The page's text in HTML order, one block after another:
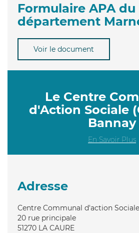
Formulaire APA du
département
Voir le document
Le Centre
d'Action Sociale
Bannay
En Savoir Plus
Adresse
Centre Communal d'action Sociale
20 rue principale
51270 LA CAURE